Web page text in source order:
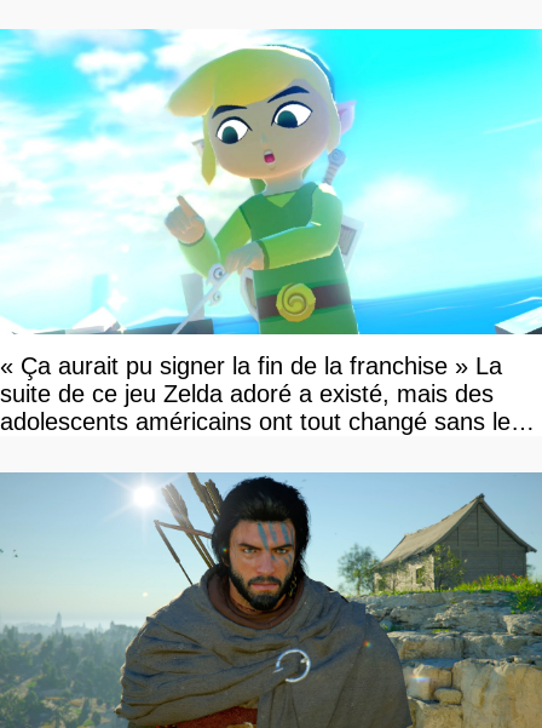
« Ça aurait pu signer la fin de la franchise » La
suite de ce jeu Zelda adoré a existé, mais des
adolescents américains ont tout changé sans le